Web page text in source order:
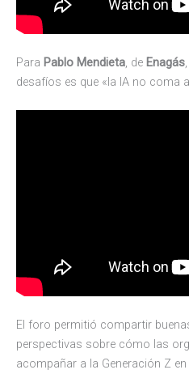
Para Pablo Mendieta, de Enagás
desafíos es que «la IA no coma
El foro permitió compartir
perspectivas sobre cómo las
acompañar a la Generación Z